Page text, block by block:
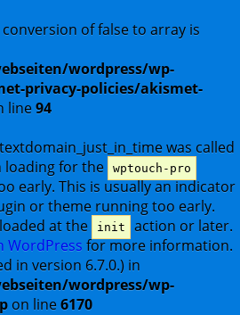
of false to array is
wordpress/wp-
privacy-policies/akismet-
line94
was called
loading for the wptouch-pro
early. This is usually an indicator
or theme running too early.
at the
init
action or later.
WordPress for more information.
in version 6.7.0.) in
wordpress/wp-
on line6170